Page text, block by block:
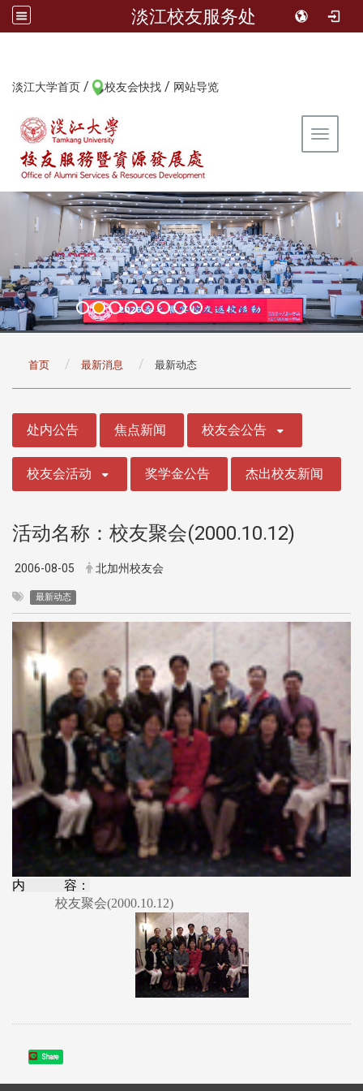
淡江校友服务处
淡江大学首页 / 校友会快找 / 网站导览
Toggle
首页 最新消息 最新动态
处内公告 焦点新闻 校友会公告
校友会活动 奖学金公告 杰出校友新闻
活动名称：校友聚会(2000.10.12)
2006-08-05 北加州校友会
最新动态
内 容：
校友聚会(2000.10.12)
Share